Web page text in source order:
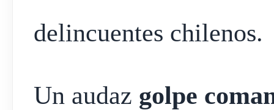
delincuentes chilenos.
Un audaz golpe